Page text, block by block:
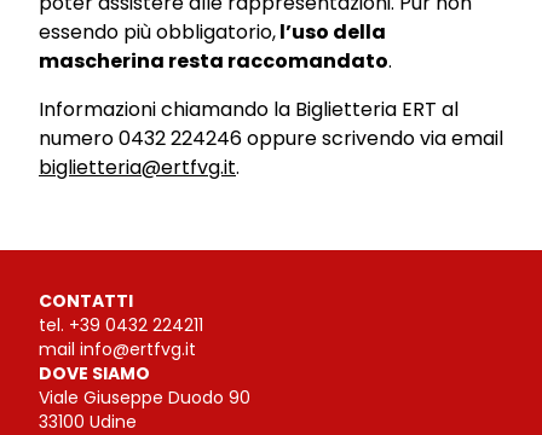
essendo più obbligatorio,l’uso della
mascherina resta raccomandato.
Informazioni chiamando la Biglietteria ERT al
numero 0432 224246 oppure scrivendo via email
biglietteria@ertfvg.it.
CONTATTI
tel. +39 0432 224211
mail info@ertfvg.it
DOVE SIAMO
Viale Giuseppe Duodo 90
33100 Udine